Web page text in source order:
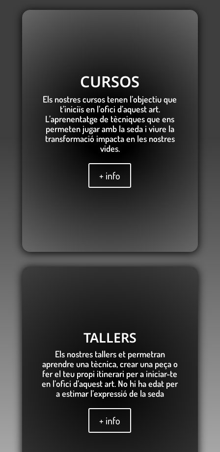
CURSOS
Els nostres cursos tenen l’objectiu que
t’iniciïs en l’ofici d’aquest art.
L’aprenentatge de tècniques que ens
permeten jugar amb la seda i viure la
transformació impacta en les nostres
vides.
+ info
TALLERS
Els nostres tallers et permetran
aprendre una tècnica, crear una peça o
fer el teu propi itinerari per a iniciar-te
en l’ofici d’aquest art. No hi ha edat per
a estimar l’expressió de la seda
+ info